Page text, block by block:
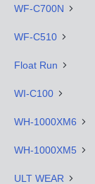
WF-C700N
WF-C510
Float Run
WI-C100
WH-1000XM6
WH-1000XM5
ULT WEAR